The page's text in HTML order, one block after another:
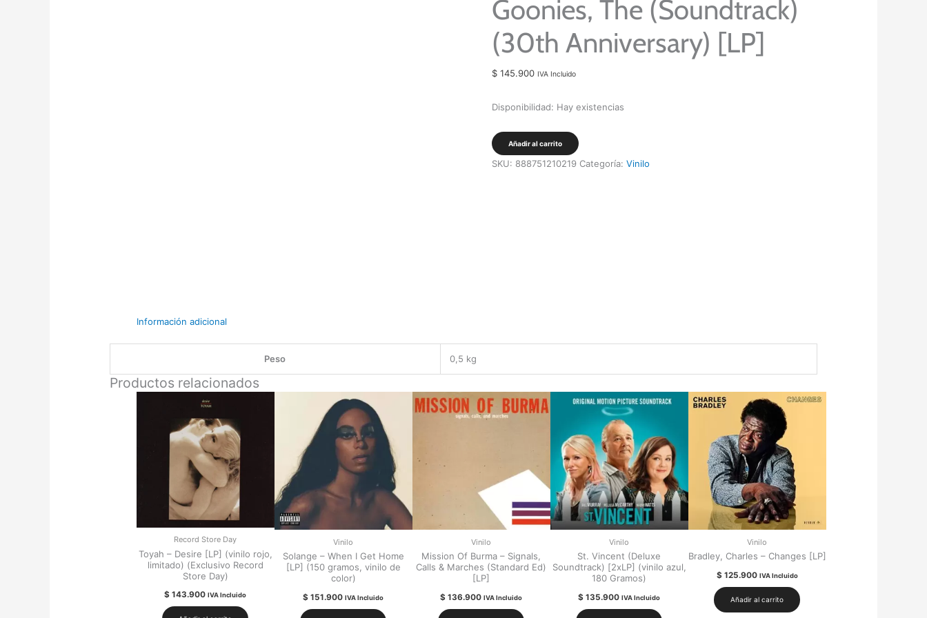
Goonies, The (Soundtrack)
(30th Anniversary) [LP]
$ 145.900 IVA Incluido
Disponibilidad: Hay existencias
Goonies,
The
Añadir al carrito
SKU: 888751210219 Categoría:Vinilo
Información adicional
Peso 0,5 kg
Productos relacionados
Record Store Day
Toyah – Desire [LP] (vinilo rojo,
limitado) (Exclusivo Record
Store Day)
$ 143.900 IVA Incluido
Vinilo
Solange – When I Get Home
[LP] (150 gramos, vinilo de
color)
$ 151.900 IVA Incluido
Vinilo
Mission Of Burma – Signals,
Calls & Marches (Standard Ed)
[LP]
$ 136.900 IVA Incluido
Vinilo
St. Vincent (Deluxe
Soundtrack) [2xLP] (vinilo azul,
180 Gramos)
$ 135.900 IVA Incluido
Vinilo
Bradley, Charles – Changes [LP]
$125.900 IVA Incluido
Añadir al carrito